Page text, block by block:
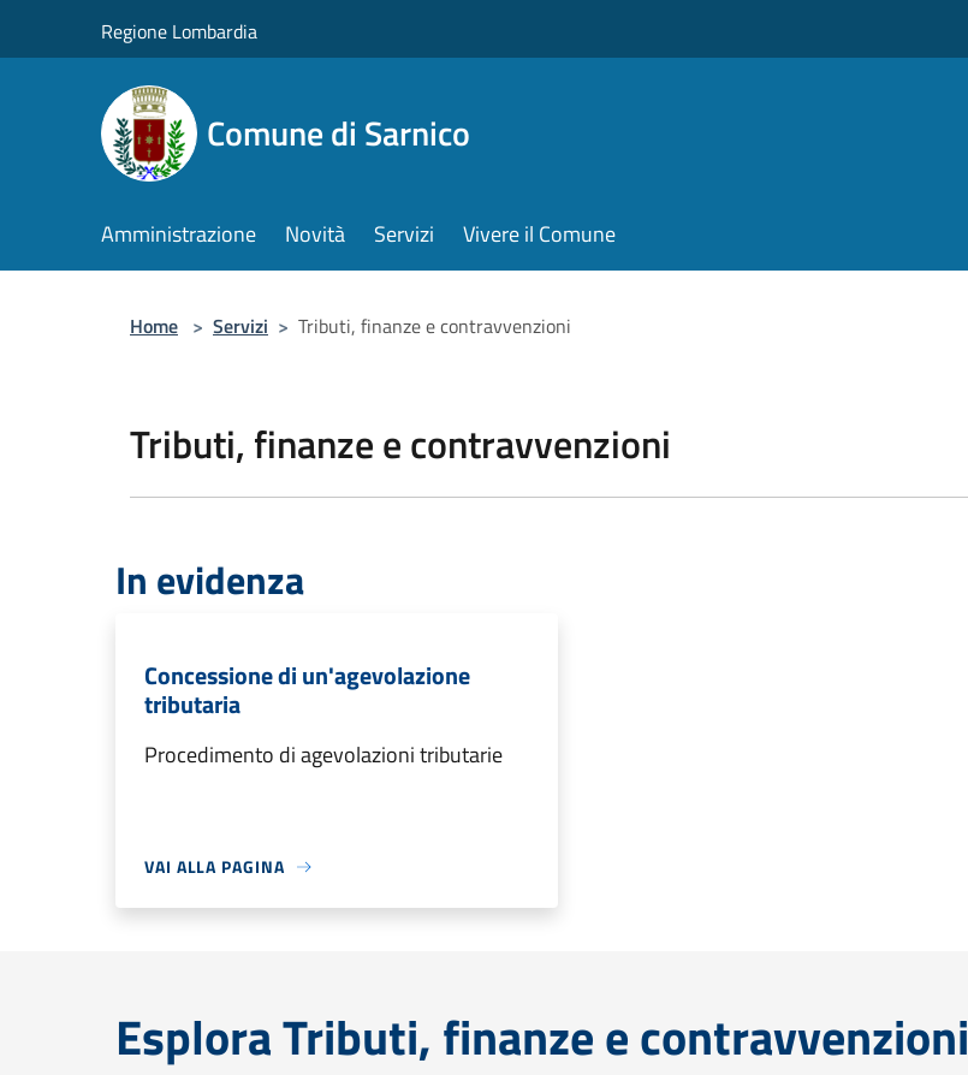
Regione Lombardia
Comune di Sarnico
Amministrazione Novità Servizi Vivere il Comune
Home > Servizi > Tributi, finanze e contravvenzioni
Tributi, finanze e contravvenzioni
In evidenza
Concessione di un'agevolazione
tributaria
Procedimento di agevolazioni tributarie
VAI ALLA PAGINA
Esplora Tributi, finanze e contravvenzioni